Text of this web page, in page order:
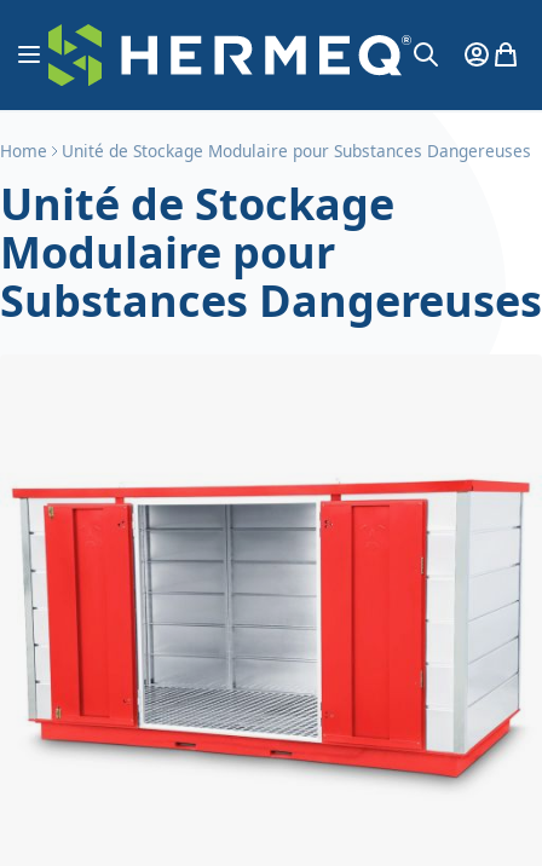
Aller au contenu
Affichage navigation
MonMon
Home Unité de Stockage Modulaire pour Substances Dangereuses
Unité de Stockage
Modulaire pour
Substances Dangereuses